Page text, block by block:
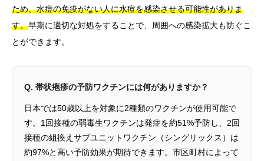
ため、水痘の免疫がない人に水痘を感染させる可能性がありま
す。早期に適切な対処をすることで、周囲への感染拡大も防ぐこ
とができます。
Q. 帯状疱疹の予防ワクチンには何がありますか？
日本では50歳以上を対象に2種類のワクチンが使用可能で
す。1回接種の弱毒生ワクチンは発症を約51%予防し、2回
接種の組換えサブユニットワクチン（シングリックス）は
約97%と高い予防効果が期待できます。市区町村によって